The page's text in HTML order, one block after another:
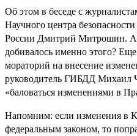
Об этом в беседе с
Научного центра
России Дмитрий Митрошин. А
добивалось именно этого?
мораторий на внесение
руководитель ГИБДД Михаил
«баловаться изменениями в
Напомним: если изменения в
федеральным законом, то